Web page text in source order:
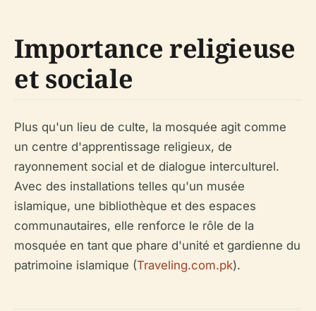
Importance religieuse
et sociale
Plus qu'un lieu de culte, la mosquée agit comme
un centre d'apprentissage religieux, de
rayonnement social et de dialogue interculturel.
Avec des installations telles qu'un musée
islamique, une bibliothèque et des espaces
communautaires, elle renforce le rôle de la
mosquée en tant que phare d'unité et gardienne du
patrimoine islamique (Traveling.com.pk).